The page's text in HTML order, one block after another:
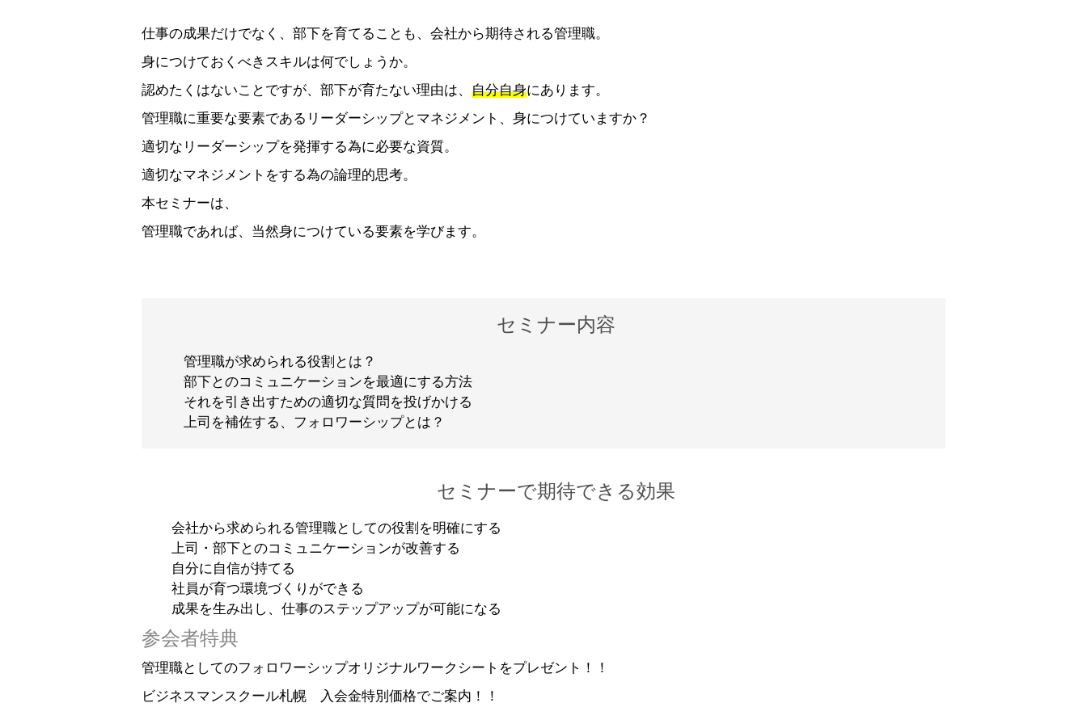
仕事の成果だけでなく、部下を育てることも、会社から期待される管理職。
身につけておくべきスキルは何でしょうか。
認めたくはないことですが、部下が育たない理由は、 自分自身にあります。
管理職に重要な要素であるリーダーシップとマネジメント、身につけていますか？
適切なリーダーシップを発揮する為に必要な資質。
適切なマネジメントをする為の論理的思考。
本セミナーは、
管理職であれば、当然身につけている要素を学びます。
セミナー内容
管理職が求められる役割とは？
部下とのコミュニケーションを最適にする方法
それを引き出すための適切な質問を投げかける
上司を補佐する、フォロワーシップとは？
セミナーで期待できる効果
会社から求められる管理職としての役割を明確にする
上司・部下とのコミュニケーションが改善する
自分に自信が持てる
社員が育つ環境づくりができる
成果を生み出し、仕事のステップアップが可能になる
参会者特典
管理職としてのフォロワーシップオリジナルワークシートをプレゼント！！
ビジネスマンスクール札幌 入会金特別価格でご案内！！